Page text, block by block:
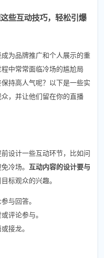
些互动技巧，轻松引爆
为品牌推广和个人展示的重
中常常面临冷场的尴尬局
持高人气呢？以下是一些实
，并让他们留在你的直播
设计一些互动环节，比如问
冷场。 互动内容的设计要与
标观众的兴趣。
与回答。
评论参与。
接龙。